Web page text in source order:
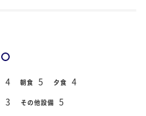
4 朝食 5 夕食 4
3 その他設備 5